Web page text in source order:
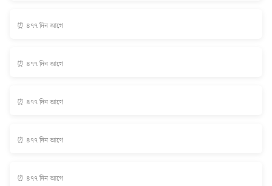
⏰ ৪৭৭ দিন আগে
⏰ ৪৭৭ দিন আগে
⏰ ৪৭৭ দিন আগে
⏰ ৪৭৭ দিন আগে
⏰ ৪৭৭ দিন আগে